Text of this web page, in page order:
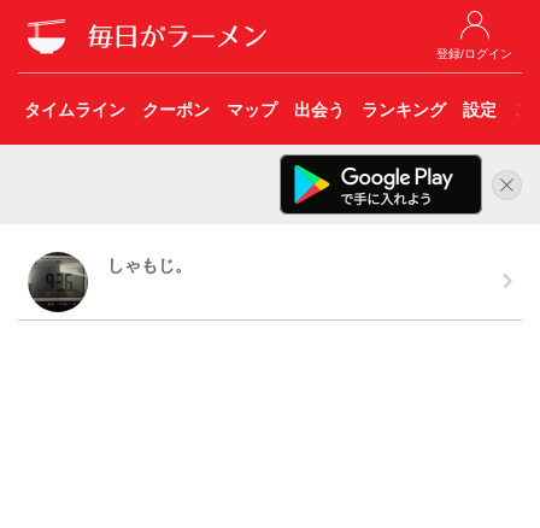
登録/ログイン
タイムライン クーポン マップ 出会う ランキング 設定 こ
しゃもじ。